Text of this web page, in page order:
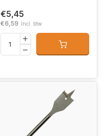
€5,45
€6,59 Incl. btw